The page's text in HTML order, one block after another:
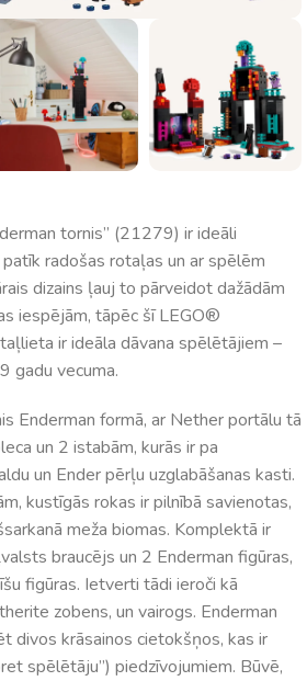
tornis” (21279) ir ideāli
radošas rotaļas un ar spēlēm
dizains ļauj to pārveidot dažādām
iespējām, tāpēc šī LEGO®
ir ideāla dāvana spēlētājiem –
gadu vecuma.
Enderman formā, ar Nether portālu tā
un 2 istabām, kurās ir pa
un Ender pērļu uzglabāšanas kasti.
kustīgās rokas ir pilnībā savienotas,
meža biomas. Komplektā ir
braucējs un 2 Enderman figūras,
figūras. Ietverti tādi ieroči kā
zobens, un vairogs. Enderman
divos krāsainos cietokšņos, kas ir
spēlētāju”) piedzīvojumiem. Būvē,